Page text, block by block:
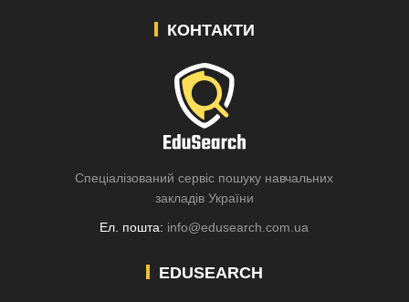
КОНТАКТИ
Спеціалізований сервіс пошуку навчальних
закладів України
Ел. пошта: info@edusearch.com.ua
EDUSEARCH